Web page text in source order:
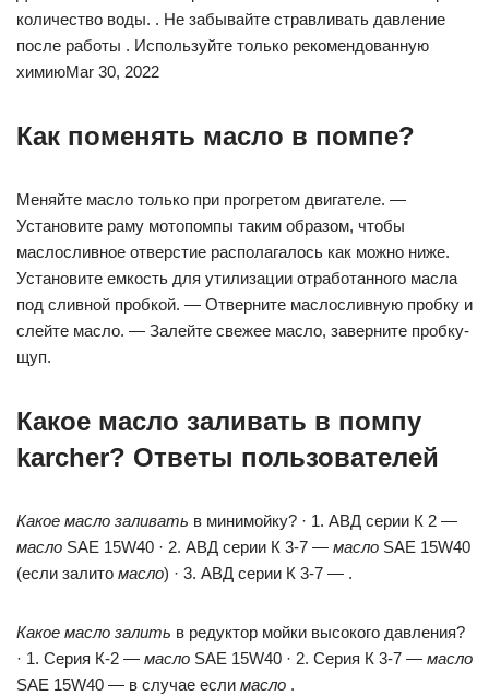
количество воды. . Не забывайте стравливать давление
после работы . Используйте только рекомендованную
химиюMar 30, 2022
Как поменять масло в помпе?
Меняйте масло только при прогретом двигателе. —
Установите раму мотопомпы таким образом, чтобы
маслосливное отверстие располагалось как можно ниже.
Установите емкость для утилизации отработанного масла
под сливной пробкой. — Отверните маслосливную пробку и
слейте масло. — Залейте свежее масло, заверните пробку-
щуп.
Какое масло заливать в помпу
karcher? Ответы пользователей
Какое масло заливать в минимойку? · 1. АВД серии К 2 —
масло SAE 15W40 · 2. АВД серии К 3-7 — масло SAE 15W40
(если залито масло) · 3. АВД серии К 3-7 — .
Какое масло залить в редуктор мойки высокого давления?
· 1. Серия К-2 — масло SAE 15W40 · 2. Серия К 3-7 — масло
SAE 15W40 — в случае если масло .